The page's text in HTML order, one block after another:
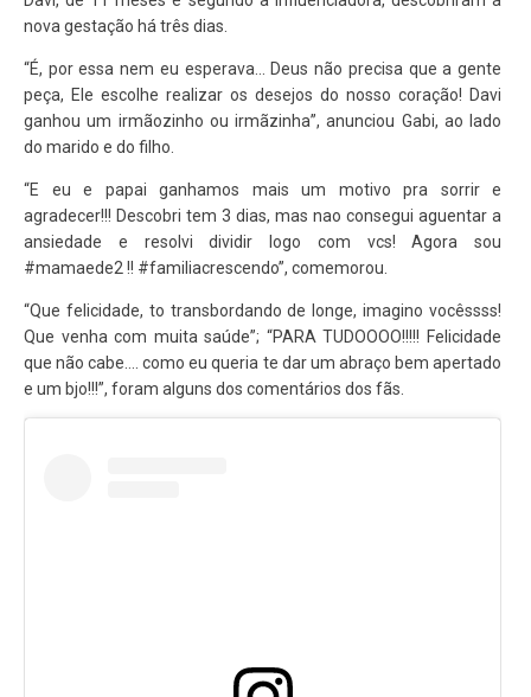
nova gestação há três dias.
“É, por essa nem eu esperava… Deus não precisa que a gente
peça, Ele escolhe realizar os desejos do nosso coração! Davi
ganhou um irmãozinho ou irmãzinha”, anunciou Gabi, ao lado
do marido e do filho.
“E eu e papai ganhamos mais um motivo pra sorrir e
agradecer!!! Descobri tem 3 dias, mas nao consegui aguentar a
ansiedade e resolvi dividir logo com vcs! Agora sou
#mamaede2 !! #familiacrescendo”, comemorou.
“Que felicidade, to transbordando de longe, imagino vocêssss!
Que venha com muita saúde”; “PARA TUDOOOO!!!!! Felicidade
que não cabe…. como eu queria te dar um abraço bem apertado
e um bjo!!!”, foram alguns dos comentários dos fãs.